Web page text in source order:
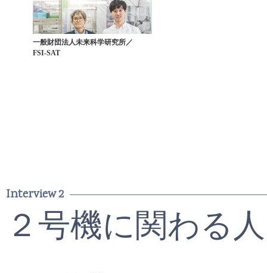
一般財団法人未来科学研究所／
FSI-SAT
Interview 2
２号機に関わる